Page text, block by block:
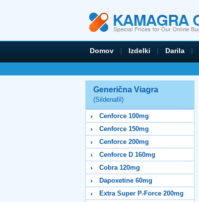
Domov | Izdelki | Darila |
Generična Viagra
(Sildenafil)
Cenforce 100mg
Cenforce 150mg
Cenforce 200mg
Cenforce D 160mg
Cobra 120mg
Dapoxetine 60mg
Extra Super P-Force 200mg